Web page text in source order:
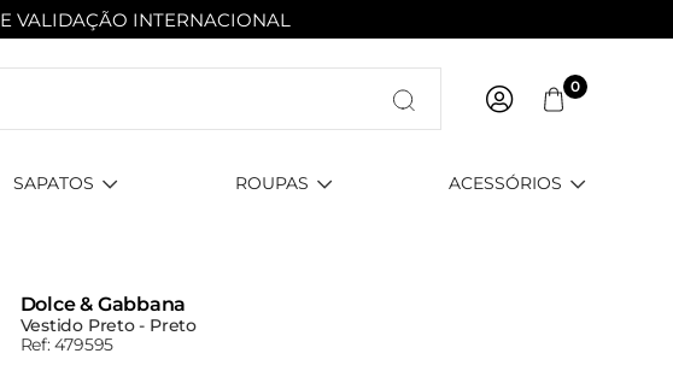
Entre com email ou cpf/cnpj
E VALIDAÇÃO INTERNACIONAL
0
SAPATOS ROUPAS ACESSÓRIOS
Dolce & Gabbana
Vestido Preto - Preto
Ref: 479595